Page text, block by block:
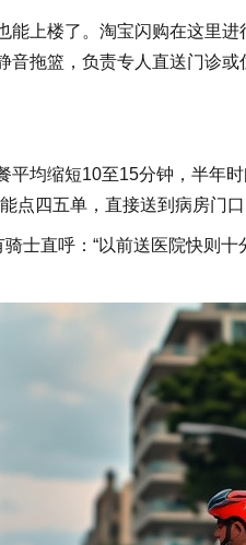
上楼了。淘宝闪购在这里进
拖篮，负责专人直送门诊
平均缩短10至15分钟，半年
点四五单，直接送到病房门
士直呼：“以前送医院快则